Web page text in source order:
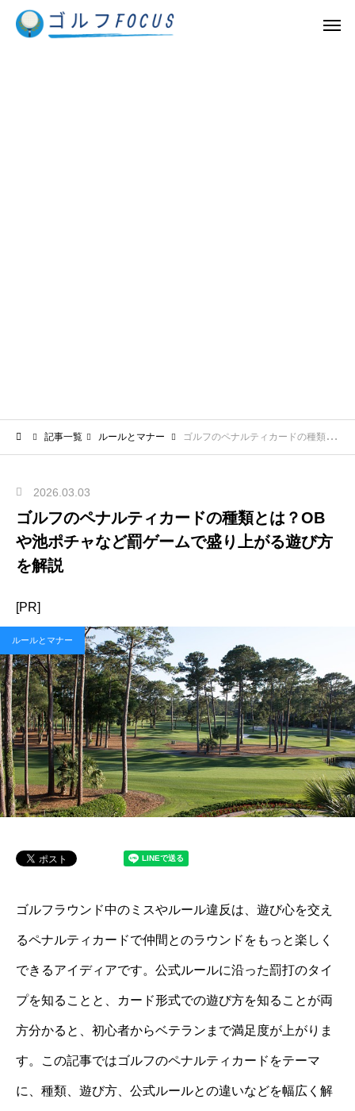
記事一覧 ルールとマナー ゴルフのペナルティカードの種類とは？OBや池ポチャなど罰ゲームで盛り上がる遊び方を解説
2026.03.03
ゴルフのペナルティカードの種類とは？OB
や池ポチャなど罰ゲームで盛り上がる遊び方
を解説
[PR]
ルールとマナー
ゴルフラウンド中のミスやルール違反は、遊び心を交え
るペナルティカードで仲間とのラウンドをもっと楽しく
できるアイディアです。公式ルールに沿った罰打のタイ
プを知ることと、カード形式での遊び方を知ることが両
方分かると、初心者からベテランまで満足度が上がりま
す。この記事ではゴルフのペナルティカードをテーマ
に、種類、遊び方、公式ルールとの違いなどを幅広く解